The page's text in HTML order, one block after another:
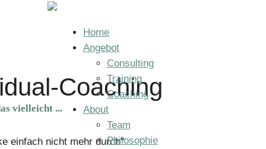
Home
Angebot
Consulting
Training
Coaching
About
Team
Philosophie
Coaching
vielleicht ...
einfach nicht mehr durch"